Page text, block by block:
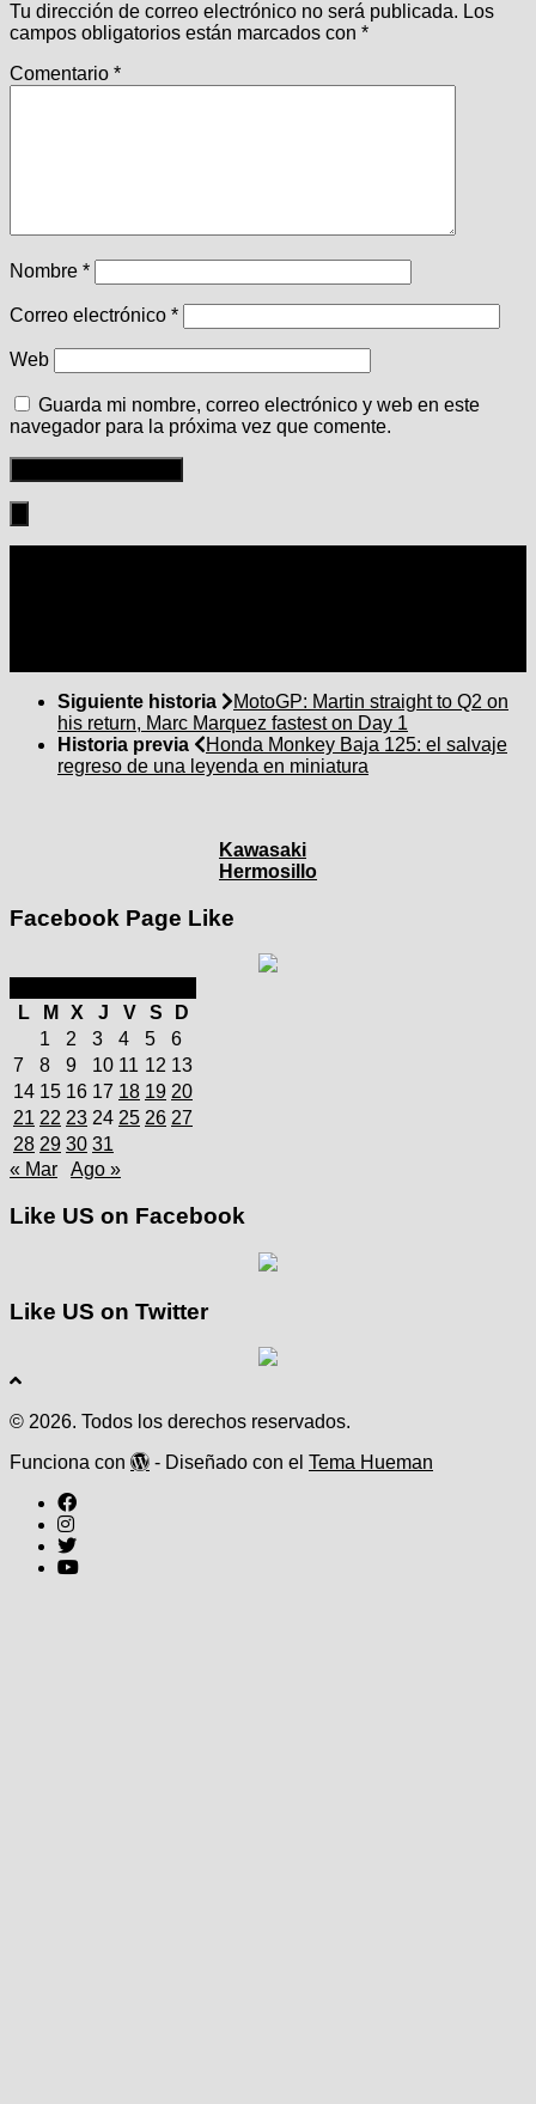
Tu dirección de correo electrónico no será publicada. Los
campos obligatorios están marcados con *
Comentario *
Nombre *
Correo electrónico *
Web
Guarda mi nombre, correo electrónico y web en este
navegador para la próxima vez que comente.
Siguiente historia
MotoGP: Martin straight to Q2 on
his return, Marc Marquez fastest on Day 1
Historia previa
Honda Monkey Baja 125: el salvaje
regreso de una leyenda en miniatura
Kawasaki
Hermosillo
Facebook Page Like
L
M X J V S
D
1
2 3 4 5
6
7
8 9 10 11 12 13
14 15 16 17 18 19 20
21 22 23 24 25 26 27
28 29 30 31
« Mar
Ago »
Like US on Facebook
Like US on Twitter
© 2026. Todos los derechos reservados.
Funciona con
- Diseñado con el Tema Hueman